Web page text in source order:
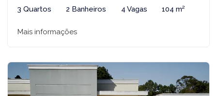
3 Quartos 2 Banheiros 4 Vagas 104 m²
Mais informações